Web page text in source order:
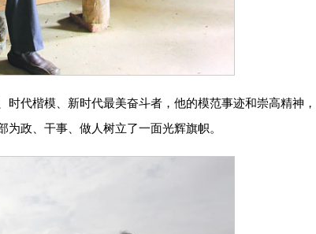
代楷模、新时代最美奋斗者，他的模范事迹和崇高精神
政、干事、做人树立了一面光辉旗帜。